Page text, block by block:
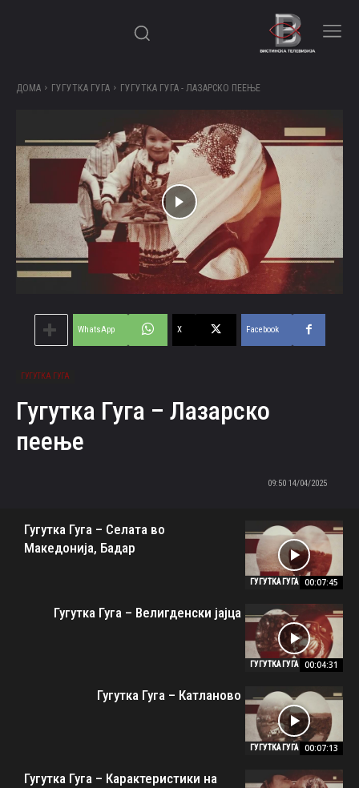
ДОМА ГУГУТКА ГУГА ГУГУТКА ГУГА - ЛАЗАРСКО ПЕЕЊЕ
Facebook
X
WhatsApp
ГУГУТКА ГУГА
Гугутка Гуга – Лазарско
пеење
14/04/2025 09:50
ГУГУТКА ГУГА 00:07:45
Гугутка Гуга – Селата во
Македонија, Бадар
ГУГУТКА ГУГА 00:04:31
Гугутка Гуга – Велигденски јајца
ГУГУТКА ГУГА 00:07:13
Гугутка Гуга – Катланово
Гугутка Гуга – Карактеристики на